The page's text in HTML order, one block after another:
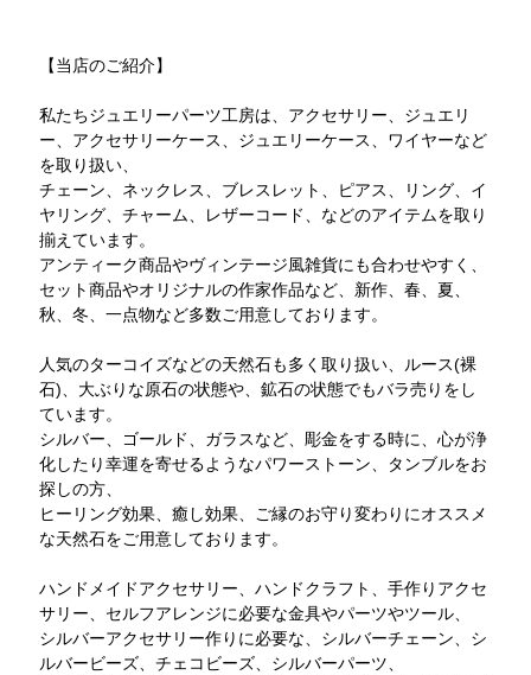
【当店のご紹介】
私たちジュエリーパーツ工房は、アクセサリー、ジュエリ
ー、アクセサリーケース、ジュエリーケース、ワイヤーなど
を取り扱い、
チェーン、ネックレス、ブレスレット、ピアス、リング、イ
ヤリング、チャーム、レザーコード、などのアイテムを取り
揃えています。
アンティーク商品やヴィンテージ風雑貨にも合わせやすく、
セット商品やオリジナルの作家作品など、新作、春、夏、
秋、冬、一点物など多数ご用意しております。
人気のターコイズなどの天然石も多く取り扱い、ルース(裸
石)、大ぶりな原石の状態や、鉱石の状態でもバラ売りをし
ています。
シルバー、ゴールド、ガラスなど、彫金をする時に、心が浄
化したり幸運を寄せるようなパワーストーン、タンブルをお
探しの方、
ヒーリング効果、癒し効果、ご縁のお守り変わりにオススメ
な天然石をご用意しております。
ハンドメイドアクセサリー、ハンドクラフト、手作りアクセ
サリー、セルフアレンジに必要な金具やパーツやツール、
シルバーアクセサリー作りに必要な、シルバーチェーン、シ
ルバービーズ、チェコビーズ、シルバーパーツ、